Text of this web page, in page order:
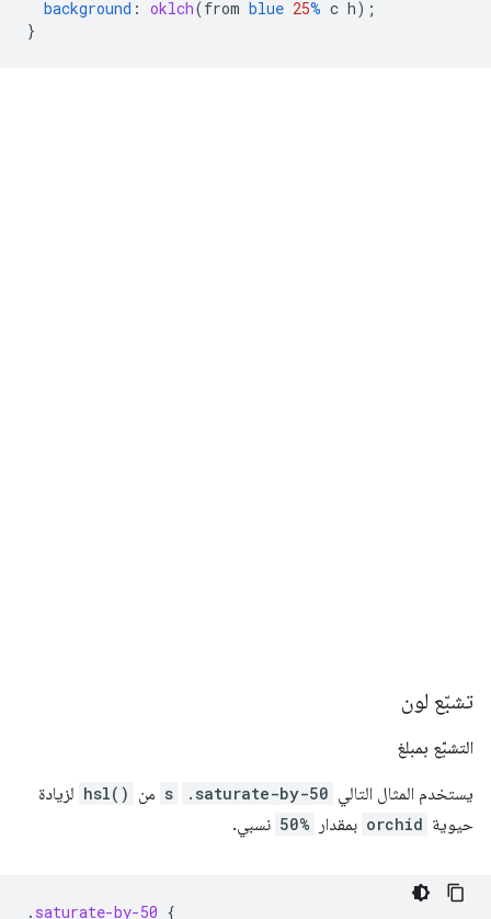
background : oklch(from blue 25% c h);
}
تشبّع لون
التشبّع بمبلغ
يستخدم المثال التالي .saturate-by-50
s من hsl() لزيادة
حيوية orchid بمقدار 50% نسبي.
. saturate-by-50 {